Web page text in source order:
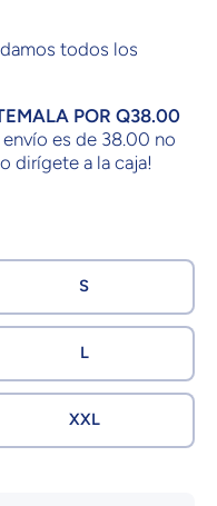
todos los
POR Q38.00
es de 38.00 no
dirígete a la caja!
S
L
XXL